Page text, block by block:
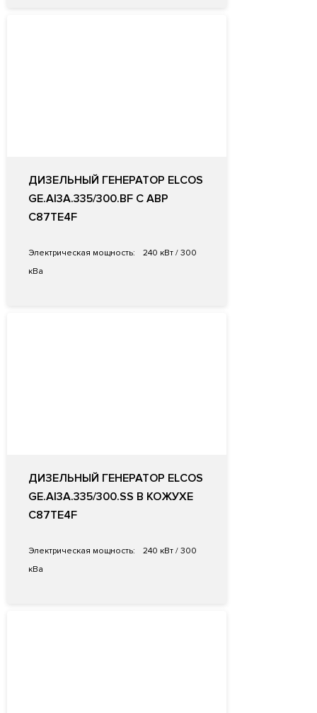
ДИЗЕЛЬНЫЙ ГЕНЕРАТОР ELCOS
GE.AI3A.335/300.BF С АВР
C87TE4F
Электрическая мощность:
240 кВт / 300
кВа
ДИЗЕЛЬНЫЙ ГЕНЕРАТОР ELCOS
GE.AI3A.335/300.SS В КОЖУХЕ
C87TE4F
Электрическая мощность:
240 кВт / 300
кВа